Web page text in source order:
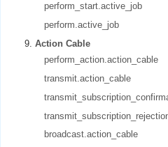
perform_start.active_job
perform.active_job
Action Cable
perform_action.action_cable
transmit.action_cable
broadcast.action_cable